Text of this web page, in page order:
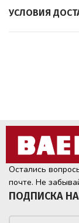
УСЛОВИЯ
Остались
почте. Не
ПОДПИСКА